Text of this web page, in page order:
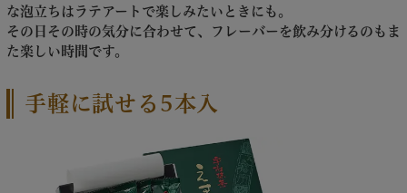
な泡立ちはラテアートで楽しみたいときにも。
その日その時の気分に合わせて、フレーバーを飲み分けるのもま
た楽しい時間です。
手軽に試せる5本入